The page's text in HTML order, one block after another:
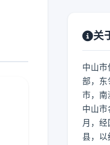
关
中山市
部，东
市，南
中山市
月，
县，以